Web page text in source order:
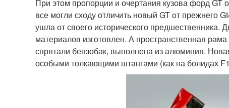
При этом пропорции и очертания кузова форд
все могли сходу отличить новый GT от прежнего
ушла от своего исторического предшественника.
материалов изготовлен. А пространственная
спрятали бензобак, выполнена из алюминия.
особыми толкающими штангами (как на болидах